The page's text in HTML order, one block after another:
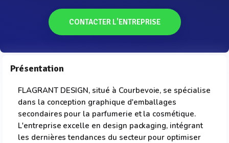
CONTACTER L'ENTREPRISE
Présentation
FLAGRANT DESIGN, situé à Courbevoie, se spécialise
dans la conception graphique d'emballages
secondaires pour la parfumerie et la cosmétique.
L'entreprise excelle en design packaging, intégrant
les dernières tendances du secteur pour optimiser